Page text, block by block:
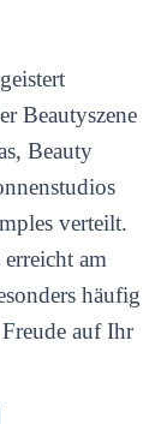
Beautyszene
Beauty
verteilt.
am
häufig
auf Ihr